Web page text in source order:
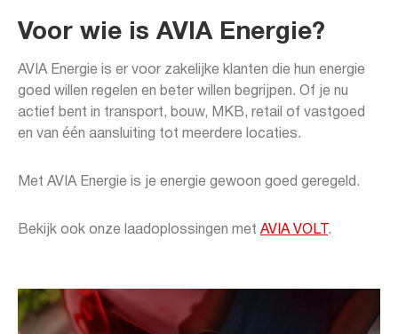
Voor wie is AVIA Energie?
AVIA Energie is er voor zakelijke klanten die hun energie
goed willen regelen en beter willen begrijpen. Of je nu
actief bent in transport, bouw, MKB, retail of vastgoed
en van één aansluiting tot meerdere locaties.
Met AVIA Energie is je energie gewoon goed geregeld.
Bekijk ook onze laadoplossingen met AVIA VOLT .